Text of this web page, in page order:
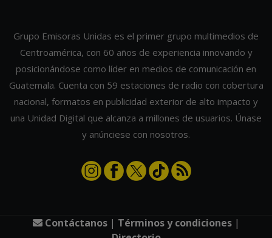
Grupo Emisoras Unidas es el primer grupo multimedios de
Centroamérica, con 60 años de experiencia innovando y
posicionándose como líder en medios de comunicación en
Guatemala. Cuenta con 59 estaciones de radio con cobertura
nacional, formatos en publicidad exterior de alto impacto y
una Unidad Digital que alcanza a millones de usuarios. Únase
y anúnciese con nosotros.
Contáctanos| Términos y condiciones|